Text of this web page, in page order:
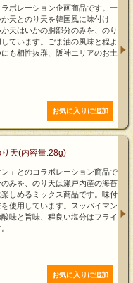
ラボレーション企画商品です。一
天とのり天を韓国風に味付け
天はいかの胴部分のみを、のり
ています。ごま油の風味と程よ
も相性抜群、阪神エリアのお土
天(内容量:28g)
」とのコラボレーション商品で
みを、のり天は瀬戸内産の海苔
しめるミックス商品です。味付
使用しています。スッパイマン
味と旨味、程良い塩分はフライ